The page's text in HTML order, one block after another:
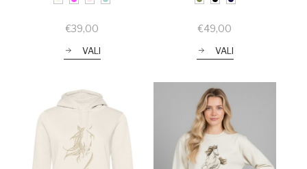
€39,00
VALI
€49,00
VALI